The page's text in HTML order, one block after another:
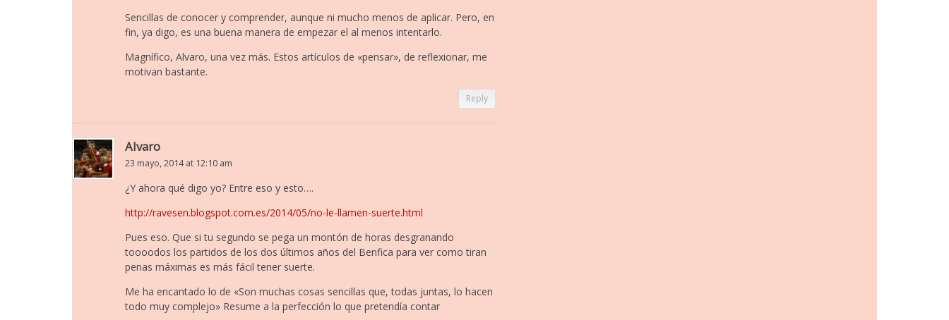
Sencillas de conocer y comprender, aunque ni mucho menos de aplicar. Pero, en
fin, ya digo, es una buena manera de empezar el al menos intentarlo.
Magnífico, Alvaro, una vez más. Estos artículos de «pensar», de reflexionar, me
motivan bastante.
Reply
Alvaro
23 mayo, 2014 at 12:10 am
¿Y ahora qué digo yo? Entre eso y esto….
http://ravesen.blogspot.com.es/2014/05/no-le-llamen-suerte.html
Pues eso. Que si tu segundo se pega un montón de horas desgranando
toooodos los partidos de los dos últimos años del Benfica para ver como tiran
penas máximas es más fácil tener suerte.
Me ha encantado lo de «Son muchas cosas sencillas que, todas juntas, lo hacen
todo muy complejo» Resume a la perfección lo que pretendía contar